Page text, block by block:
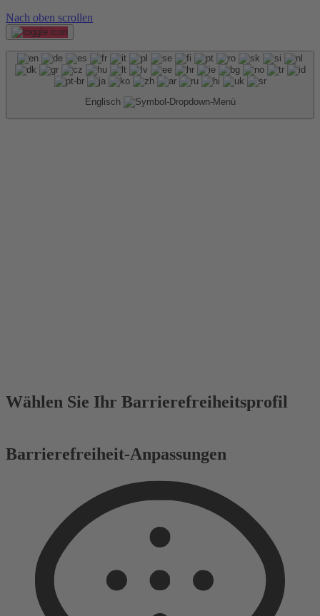
Nach oben scrollen
Englisch
Barrierefreiheit-Anpassungen
Wählen Sie Ihr Barrierefreiheitsprofil